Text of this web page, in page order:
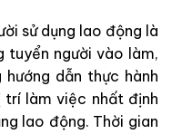
sử dụng lao động là
tuyển người vào làm,
dẫn thực hành
làm việc nhất định
lao động. Thời gian